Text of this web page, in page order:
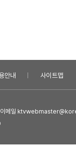
안내 사이트맵
| 이메일